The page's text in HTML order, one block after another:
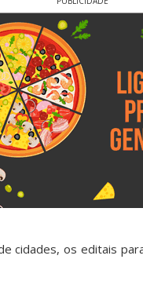
cidades, os editais